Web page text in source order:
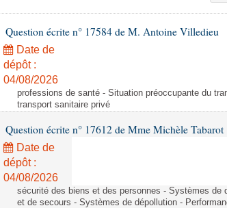
Question écrite n° 17584 de M. Antoine Villedieu
Date de
dépôt :
04/08/2026
professions de santé - Situation préoccupante du
transport sanitaire privé
Question écrite n° 17612 de Mme Michèle Tabarot
Date de
dépôt :
04/08/2026
sécurité des biens et des personnes - Systèmes de
et de secours - Systèmes de dépollution -